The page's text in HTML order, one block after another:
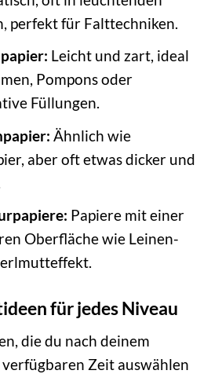
perfekt für Falttechniken.
Leicht und zart, ideal
Pompons oder
Füllungen.
Ähnlich wie
aber oft etwas dicker und
Papiere mit einer
Oberfläche wie Leinen-
für jedes Niveau
die du nach deinem
Zeit auswählen